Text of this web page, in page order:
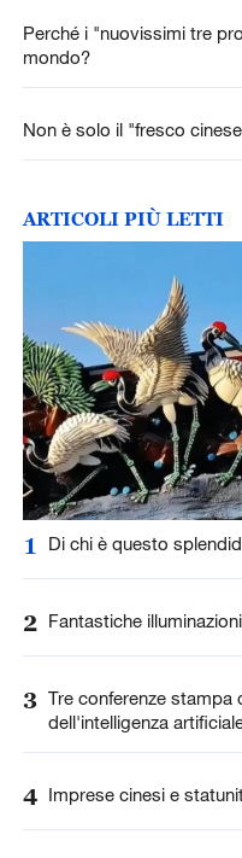
Perché i "nuovissimi tre
mondo?
Non è solo il "fresco
ARTICOLI PIÙ LETTI
1 Di chi è questo
2 Fantastiche
3 Tre conferenze stampa
dell'intelligenza
4 Imprese cinesi e